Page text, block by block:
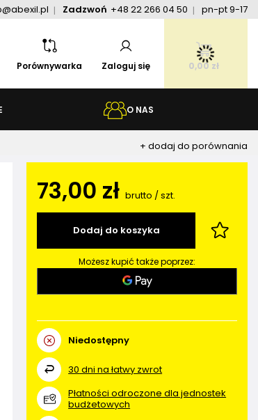
Zadzwoń +48 22 266 04 50 pn-pt 9-17
Porównywarka Zaloguj się 0,00 zł
O NAS
+ dodaj do porównania
73,00 zł brutto /szt.
Dodaj do koszyka
Możesz kupić także poprzez:
Niedostępny
30 dni na łatwy zwrot
Płatności odroczone dla jednostek
budżetowych